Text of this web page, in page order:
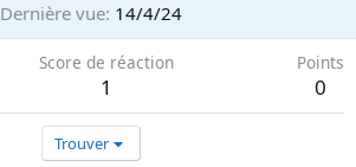
Dernière vue 14/4/24
Score de réaction
1
Points
0
Trouver